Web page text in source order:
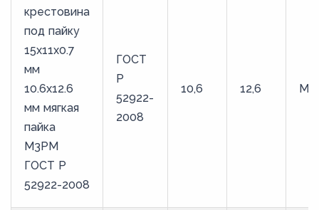
крестовина
под пайку
15х11х0.7
мм
10.6х12.6
мм мягкая
пайка
М3РМ
ГОСТ Р
52922-2008
ГОСТ
Р
52922-
2008
10,6 12,6